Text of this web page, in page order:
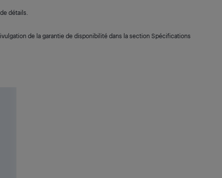
détails.
de la garantie de disponibilité dans la section Spécifications